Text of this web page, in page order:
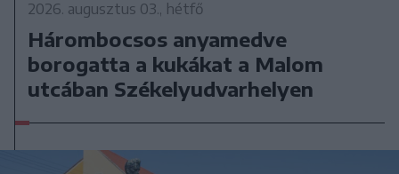
2026. augusztus 03., hétfő
Hárombocsos anyamedve
borogatta a kukákat a Malom
utcában Székelyudvarhelyen